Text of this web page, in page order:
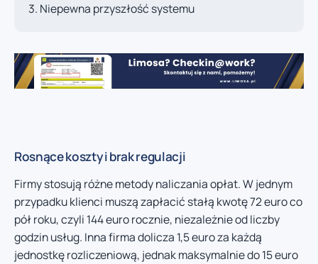
Niepewna przyszłość systemu
Rosnące koszty i brak regulacji
Firmy stosują różne metody naliczania opłat. W jednym
przypadku klienci muszą zapłacić stałą kwotę 72 euro co
pół roku, czyli 144 euro rocznie, niezależnie od liczby
godzin usług. Inna firma dolicza 1,5 euro za każdą
jednostkę rozliczeniową, jednak maksymalnie do 15 euro